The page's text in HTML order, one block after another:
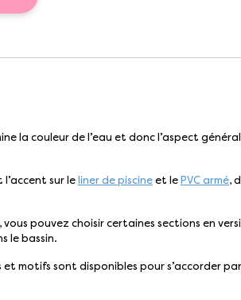
la couleur de l’eau et donc l’aspect
sur le liner de piscine et le PVC armé,
pouvez choisir certaines sections en
le bassin.
et motifs sont disponibles pour s’accorder